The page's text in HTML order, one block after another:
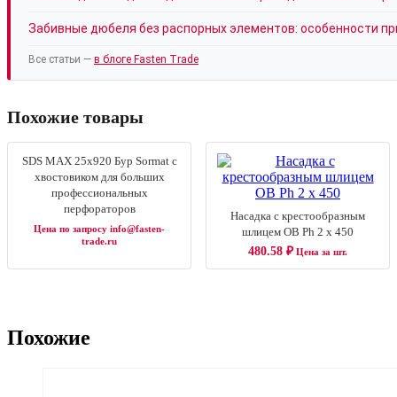
Забивные дюбеля без распорных элементов: особенности
Все статьи — в блоге Fasten Trade
Похожие товары
SDS MAX 25x920 Бур Sormat с
хвостовиком для больших
профессиональных
перфораторов
Цена по запросу info@fasten-
trade.ru
Насадка с крестообразным
шлицем OB Ph 2 x 450
480.58 ₽Цена за шт.
Похожие